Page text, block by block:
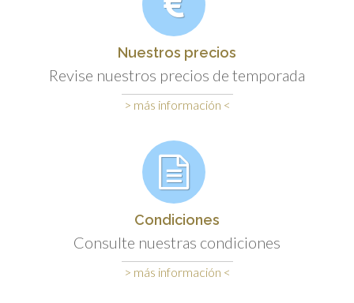
Nuestros precios
Revise nuestros precios de temporada
> más información <
Condiciones
Consulte nuestras condiciones
> más información <